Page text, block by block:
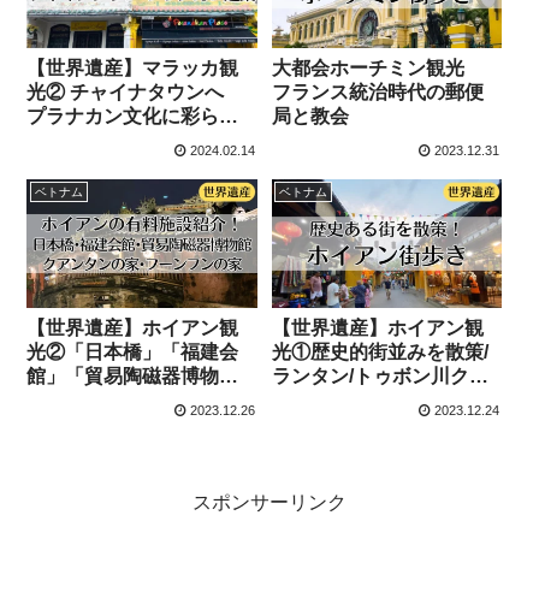
【世界遺産】マラッカ観
光② チャイナタウンへ
プラナカン文化に彩られ
たユニークな街並み
2024.02.14
大都会ホーチミン観光
フランス統治時代の郵便
局と教会
2023.12.31
ベトナム
【世界遺産】ホイアン観
光②「日本橋」「福建会
館」「貿易陶磁器博物
館」「クアンタンの家」
2023.12.26
ベトナム
【世界遺産】ホイアン観
光①歴史的街並みを散策/
ランタン/トゥボン川クル
2023.12.24
スポンサーリンク